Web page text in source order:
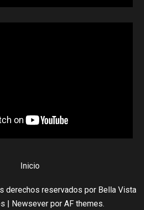
Inicio
derechos reservados por Bella Vista
| Newsever por AF themes.